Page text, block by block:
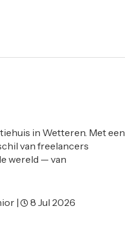
in Wetteren. Met een
van freelancers
wereld — van
| 8 Jul 2026